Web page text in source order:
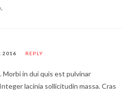
2016 REPLY
in dui quis est pulvinar
lacinia sollicitudin massa. Cras